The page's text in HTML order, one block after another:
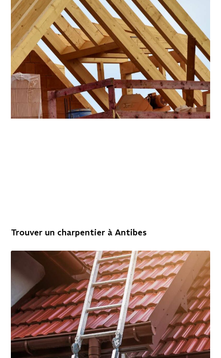
Trouver un charpentier à Antibes